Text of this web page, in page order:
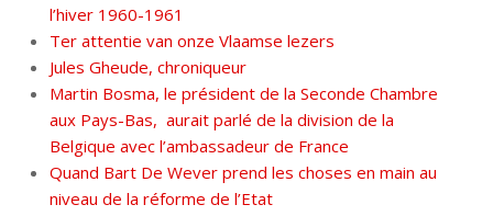
l’hiver 1960-1961
Ter attentie van onze Vlaamse lezers
Jules Gheude, chroniqueur
Martin Bosma, le président de la Seconde Chambre
aux Pays-Bas, aurait parlé de la division de la
Belgique avec l’ambassadeur de France
Quand Bart De Wever prend les choses en main au
niveau de la réforme de l’Etat